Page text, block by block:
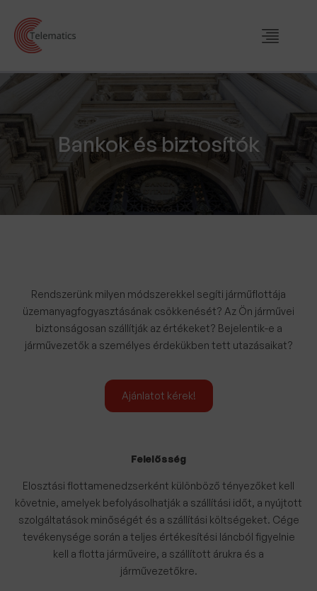
Bankok és biztosítók
Rendszerünk milyen módszerekkel segíti járműflottája
üzemanyagfogyasztásának csökkenését? Az Ön járművei
biztonságosan szállítják az értékeket? Bejelentik-e a
járművezetők a személyes érdekükben tett utazásaikat?
Ajánlatot kérek!
Felelősség
Elosztási flottamenedzserként különböző tényezőket kell
követnie, amelyek befolyásolhatják a szállítási időt, a nyújtott
szolgáltatások minőségét és a szállítási költségeket. Cége
tevékenysége során a teljes értékesítési láncból figyelnie
kell a flotta járműveire, a szállított árukra és a
járművezetőkre.